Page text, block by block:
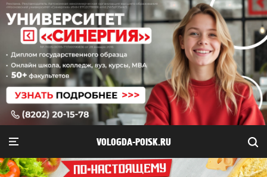
VOLOGDA-POISK.RU